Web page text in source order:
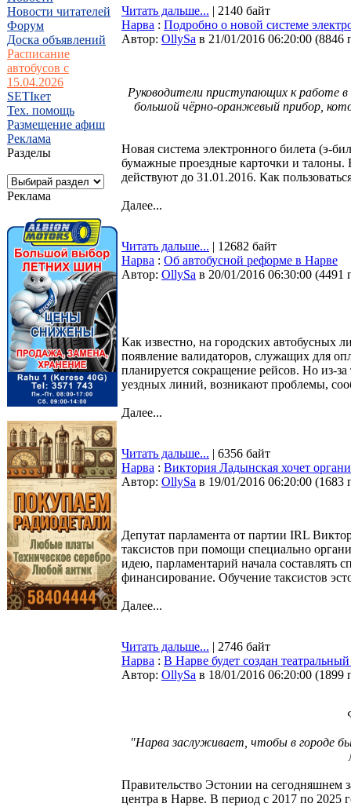
Новости читателей
Форум
Доска объявлений
Расписание
автобусов с
15.04.2026
SETIкет
Тех. помощь
Размещение афиш
Реклама
Разделы
Реклама
Читать дальше... | 2140 байт
Нарва : Подробно о новой системе
Автор: OllySa в 21/01/2016 06:20:00 (8846
Руководители приступающих к работе
большой чёрно-оранжевый прибор,
Новая система электронного билета (э-
бумажные проездные карточки и
действуют до 31.01.2016. Как
Далее...
Читать дальше... | 12682 байт
Нарва : Об автобусной реформе в Нарве
Автор: OllySa в 20/01/2016 06:30:00 (4491
Как известно, на городских автобусных
появление валидаторов, служащих для
планируется сокращение рейсов. Но из-
уездных линий, возникают проблемы,
Далее...
Читать дальше... | 6356 байт
Нарва : Виктория Ладынская хочет
Автор: OllySa в 19/01/2016 06:20:00 (1683
Депутат парламента от партии IRL
таксистов при помощи специально
идею, парламентарий начала составлять
финансирование. Обучение таксистов
Далее...
Читать дальше... | 2746 байт
Нарва : В Нарве будет создан
Автор: OllySa в 18/01/2016 06:20:00 (1899
"Нарва заслуживает, чтобы в городе
Правительство Эстонии на сегодняшнем
центра в Нарве. В период с 2017 по 2025